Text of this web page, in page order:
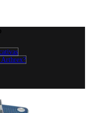
Arthrex?